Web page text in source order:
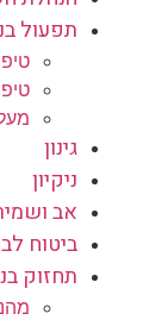
תפעול
גינון
ניקיון
אב
ביטוח
תחזוק